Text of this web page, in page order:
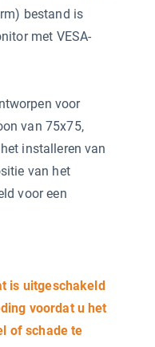
bestand is
met VESA-
voor
van 75x75,
installeren van
van het
voor een
is uitgeschakeld
voordat u het
of schade te